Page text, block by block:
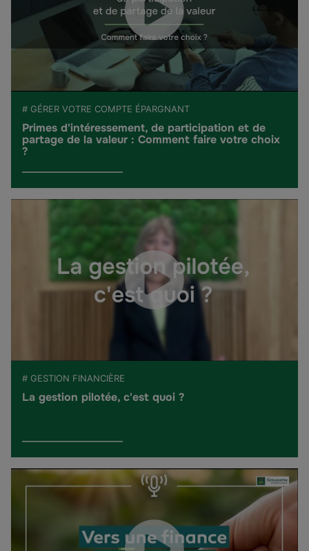
# GÉRER VOTRE COMPTE ÉPARGNANT
Primes d'intéressement, de participation et de
partage de la valeur : Comment faire votre choix
?
# GESTION FINANCIÈRE
La gestion pilotée, c'est quoi ?